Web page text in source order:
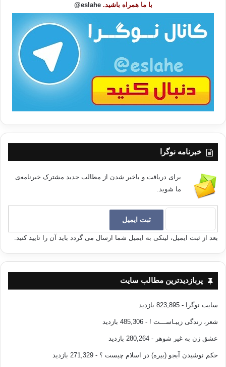
اسلام سرگردان
کپی آدرس
با ما همراه باشید. eslahe@
خبرنامه نوگرا
برای دریافت و باخبر شدن از مطالب جدید مشترک خبرنامه‌ی
ما شوید.
بعد از ثبت ایمیل، لینکی به ایمیل شما ارسال می گردد باید آن را تایید کنید.
پربازدیدترین مطالب سایت
سایت نوگرا - 823,895 بازدید
شعر، زندگی زیبـاســـت ! - 485,306 بازدید
عشق زن به غیر شوهر - 280,264 بازدید
حکم نوشیدن آبجو (بیره) در اسلام چیست ؟ - 271,329 بازدید